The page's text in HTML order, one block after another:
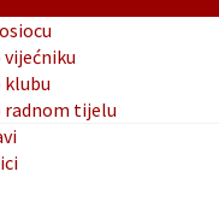
radnom tijelu